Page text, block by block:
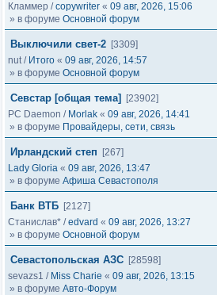
Кламмер /copywriter « 09 авг, 2026, 15:06
» в форуме Основной форум
Выключили свет-2 [3309]
nut/ Итого « 09 авг, 2026, 14:57
» в форуме Основной форум
Cевстар [общая тема]
[23902]
PC Daemon / Morlak « 09 авг, 2026, 14:41
» в форуме Провайдеры, сети, связь
Ирландский степ
[267]
Lady Gloria « 09 авг, 2026, 13:47
» в форуме Афиша Севастополя
Банк ВТБ [2127]
Станислав* /edvard « 09 авг, 2026, 13:27
» в форуме Основной форум
Севастопольская АЗС [28598]
sevazs1 / Miss Charie « 09 авг, 2026, 13:15
» в форуме Авто-Форум